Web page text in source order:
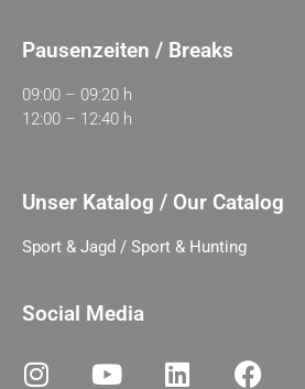
Pausenzeiten / Breaks
09:00 – 09:20 h
12:00 – 12:40 h
Unser Katalog / Our Catalog
Sport & Jagd / Sport & Hunting
Social Media